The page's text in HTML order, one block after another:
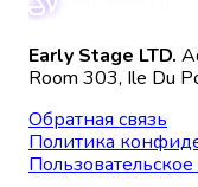
Early Stage LTD.
Room 303, Ile Du
Обратная связь
Политика